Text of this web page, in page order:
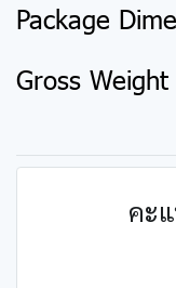
Package
Gross
คะ